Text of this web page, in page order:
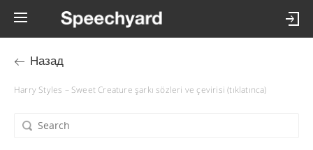
Назад
Harry Styles – Sweet Creature şarkı sözleri ve çevirisi (tıklatınca)